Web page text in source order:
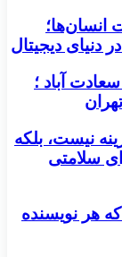
انسان‌ها؛
دنیای دیجیتال
آباد ؛
نیست، بلکه
سلامتی
که هر نویسنده